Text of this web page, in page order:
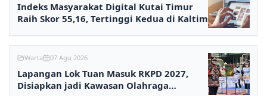
Indeks Masyarakat Digital Kutai Timur
Raih Skor 55,16, Tertinggi Kedua di Kaltim
Warta 07 Agu 2026
Lapangan Lok Tuan Masuk RKPD 2027,
Disiapkan jadi Kawasan Olahraga